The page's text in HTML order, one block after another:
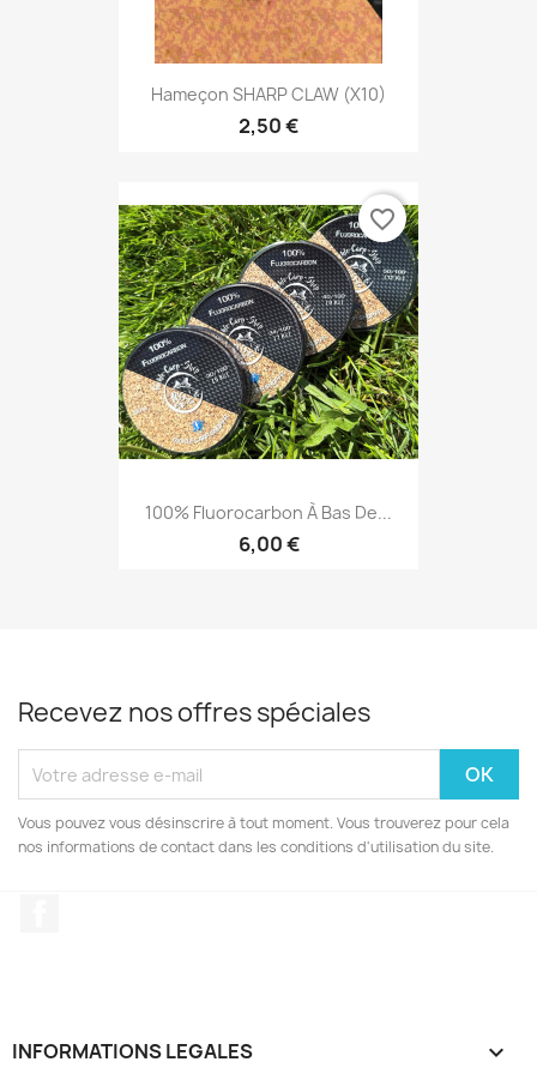
Hameçon SHARP CLAW (X10)
2,50 €
100% Fluorocarbon À Bas De...
6,00 €
favorite_border
Recevez nos offres spéciales
Vous pouvez vous désinscrire à tout moment. Vous trouverez pour cela
nos informations de contact dans les conditions d'utilisation du site.
INFORMATIONS LEGALES 